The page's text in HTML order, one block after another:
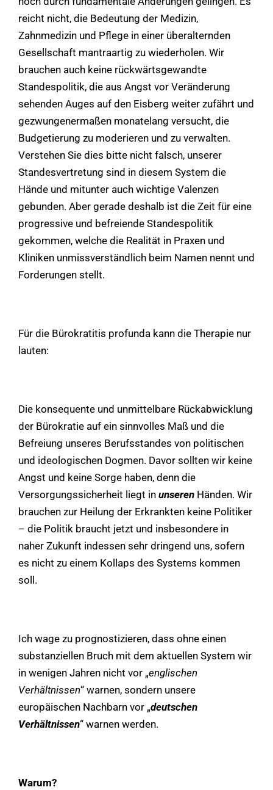
reicht nicht, die Bedeutung der Medizin,
Zahnmedizin und Pflege in einer überalternden
Gesellschaft mantraartig zu wiederholen. Wir
brauchen auch keine rückwärtsgewandte
Standespolitik, die aus Angst vor Veränderung
sehenden Auges auf den Eisberg weiter zufährt und
gezwungenermaßen monatelang versucht, die
Budgetierung zu moderieren und zu verwalten.
Verstehen Sie dies bitte nicht falsch, unserer
Standesvertretung sind in diesem System die
Hände und mitunter auch wichtige Valenzen
gebunden. Aber gerade deshalb ist die Zeit für eine
progressive und befreiende Standespolitik
gekommen, welche die Realität in Praxen und
Kliniken unmissverständlich beim Namen nennt und
Forderungen stellt.
Für die Bürokratitis profunda kann die Therapie nur
lauten:
Die konsequente und unmittelbare Rückabwicklung
der Bürokratie auf ein sinnvolles Maß und die
Befreiung unseres Berufsstandes von politischen
und ideologischen Dogmen. Davor sollten wir keine
Angst und keine Sorge haben, denn die
Versorgungssicherheit liegt in unseren Händen. Wir
brauchen zur Heilung der Erkrankten keine Politiker
– die Politik braucht jetzt und insbesondere in
naher Zukunft indessen sehr dringend uns, sofern
es nicht zu einem Kollaps des Systems kommen
soll.
Ich wage zu prognostizieren, dass ohne einen
substanziellen Bruch mit dem aktuellen System wir
in wenigen Jahren nicht vor „englischen
Verhältnissen“ warnen, sondern unsere
europäischen Nachbarn vor „deutschen
Verhältnissen“ warnen werden.
Warum?